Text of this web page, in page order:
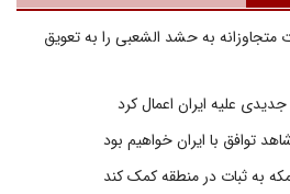
به حشد الشعبی را به تعویق
علیه ایران اعمال کرد
توافق با ایران خواهیم بود
به ثبات در منطقه کمک کند